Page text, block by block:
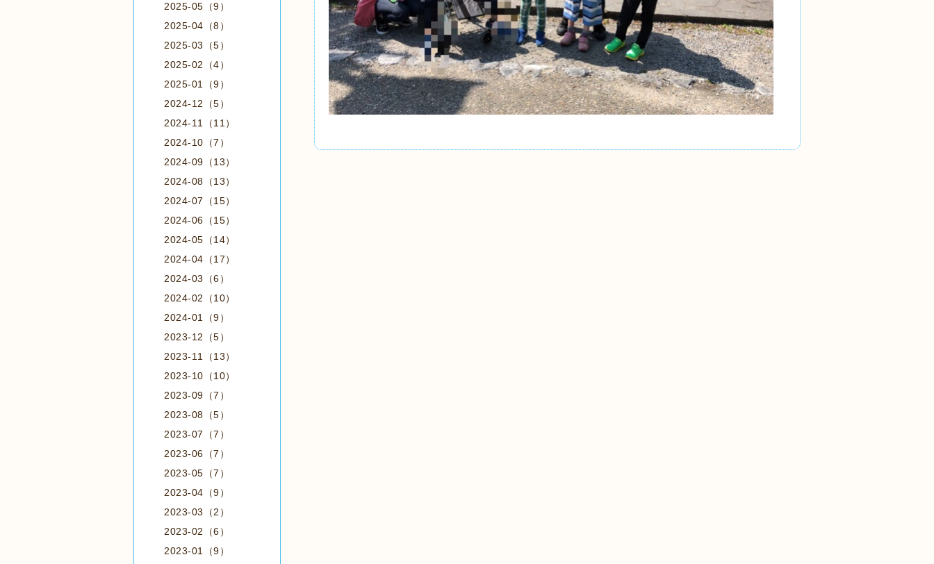
2025-05（9）
2025-04（8）
2025-03（5）
2025-02（4）
2025-01（9）
2024-12（5）
2024-11（11）
2024-10（7）
2024-09（13）
2024-08（13）
2024-07（15）
2024-06（15）
2024-05（14）
2024-04（17）
2024-03（6）
2024-02（10）
2024-01（9）
2023-12（5）
2023-11（13）
2023-10（10）
2023-09（7）
2023-08（5）
2023-07（7）
2023-06（7）
2023-05（7）
2023-04（9）
2023-03（2）
2023-02（6）
2023-01（9）